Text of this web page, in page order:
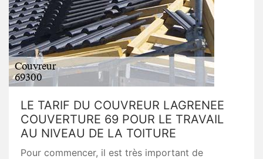
LE TARIF DU COUVREUR LAGRENEE
COUVERTURE 69 POUR LE TRAVAIL
AU NIVEAU DE LA TOITURE
Pour commencer, il est très important de